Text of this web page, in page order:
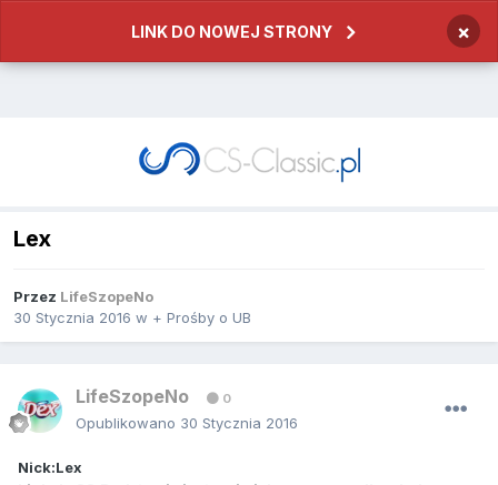
LINK DO NOWEJ STRONY ×
Lex
Przez LifeSzopeNo
30 Stycznia 2016 w + Prośby o UB
LifeSzopeNo 0
Opublikowano 30 Stycznia 2016
Nick:Lex